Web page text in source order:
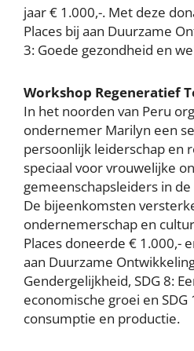
jaar € 1.000,-. Met deze
Places bij aan Duurzame
3: Goede gezondheid en
Workshop Regeneratief
In het noorden van Peru
ondernemer Marilyn een
persoonlijk leiderschap en
speciaal voor vrouwelijke
gemeenschapsleiders in
De bijeenkomsten
ondernemerschap en
Places doneerde € 1.000,-
aan Duurzame
Gendergelijkheid, SDG 8:
economische groei en SDG
consumptie en productie.